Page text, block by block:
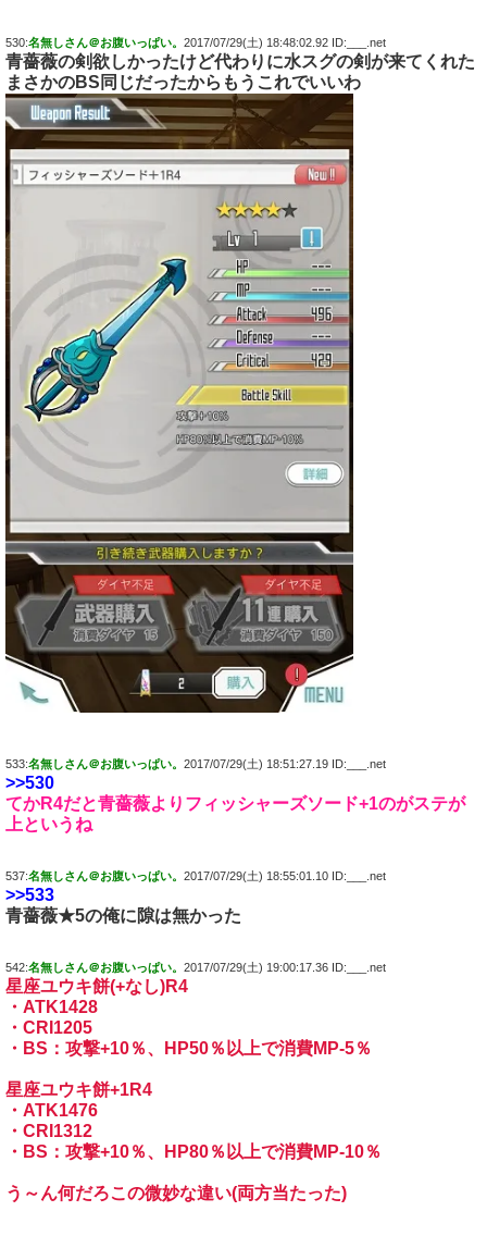
530:名無しさん＠お腹いっぱい。 2017/07/29(土) 18:48:02.92 ID:___.net
青薔薇の剣欲しかったけど代わりに水スグの剣が来てくれた
まさかのBS同じだったからもうこれでいいわ
533:名無しさん＠お腹いっぱい。 2017/07/29(土) 18:51:27.19 ID:___.net
>>530
てかR4だと青薔薇よりフィッシャーズソード+1のがステが
上というね
537:名無しさん＠お腹いっぱい。 2017/07/29(土) 18:55:01.10 ID:___.net
>>533
青薔薇★5の俺に隙は無かった
542:名無しさん＠お腹いっぱい。 2017/07/29(土) 19:00:17.36 ID:___.net
星座ユウキ餅(+なし)R4
・ATK1428
・CRI1205
・BS：攻撃+10％、HP50％以上で消費MP-5％
星座ユウキ餅+1R4
・ATK1476
・CRI1312
・BS：攻撃+10％、HP80％以上で消費MP-10％
う～ん何だろこの微妙な違い(両方当たった)